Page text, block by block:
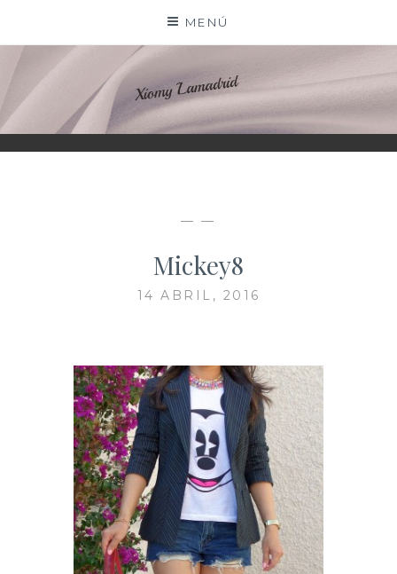
contenido
MENÚ
XIOMY LAMADRID
— —
Mickey8
14 ABRIL, 2016